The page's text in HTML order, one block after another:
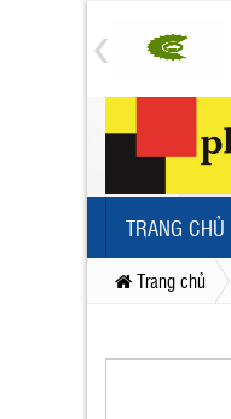
TRANG CHỦ
Trang chủ